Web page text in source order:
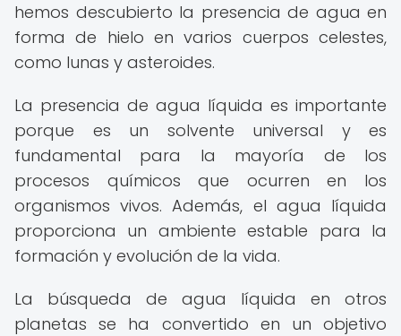
hemos descubierto la presencia de agua en
forma de hielo en varios cuerpos celestes,
como lunas y asteroides.
La presencia de agua líquida es importante
porque es un solvente universal y es
fundamental para la mayoría de los
procesos químicos que ocurren en los
organismos vivos. Además, el agua líquida
proporciona un ambiente estable para la
formación y evolución de la vida.
La búsqueda de agua líquida en otros
planetas se ha convertido en un objetivo